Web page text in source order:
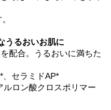
うるおいお肌に
配合。うるおいに満ちた
、セラミドAP*
ルロン酸クロスポリマー